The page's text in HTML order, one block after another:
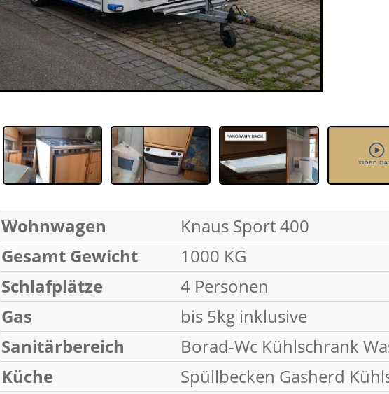
Wohnwagen
Knaus Sport 400
Gesamt Gewicht
1000 KG
Schlafplätze
4 Personen
Gas
bis 5kg inklusive
Sanitärbereich
Borad-Wc Kühlschrank
Küche
Spüllbecken Gasherd